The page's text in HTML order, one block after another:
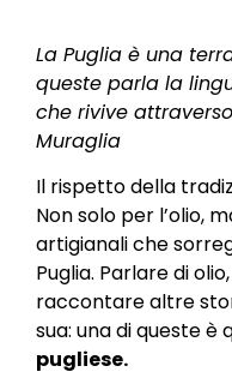
La Puglia è una
queste parla la
che rivive
Muraglia
Il rispetto della
Non solo per l’olio,
artigianali che
Puglia. Parlare di
raccontare altre
sua: una di queste è
pugliese.